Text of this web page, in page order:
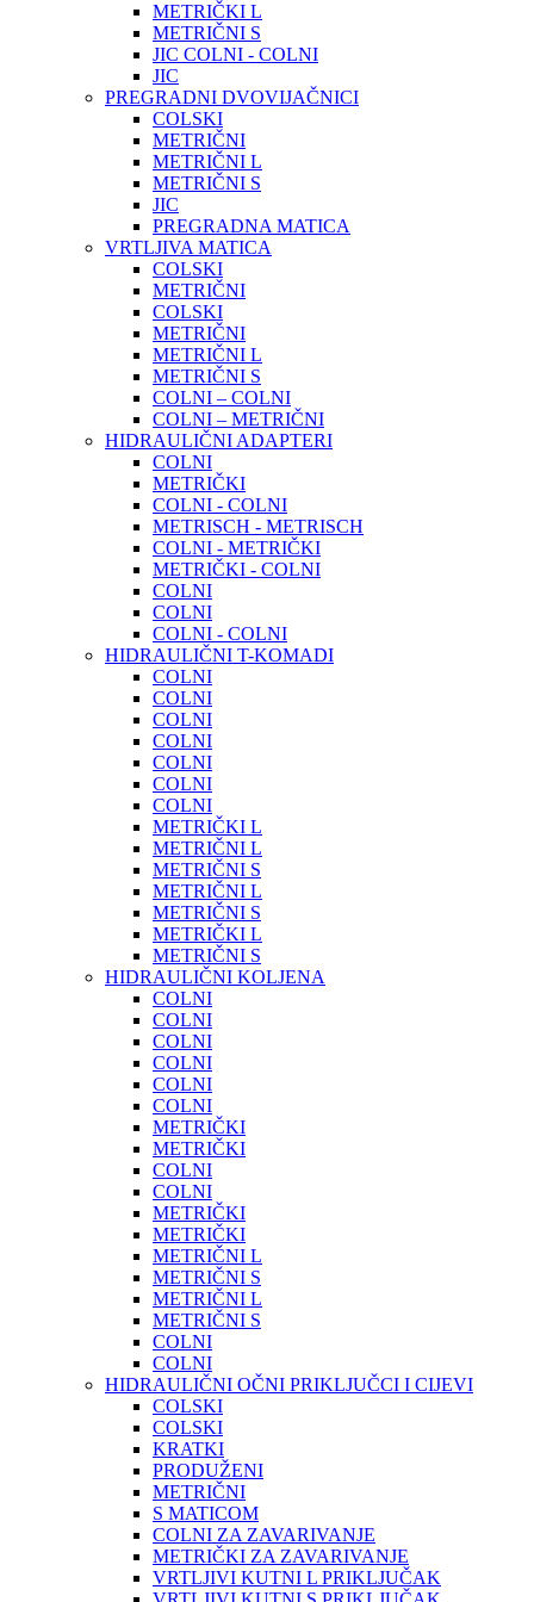
METRIČKI L
METRIČNI S
JIC COLNI - COLNI
JIC
PREGRADNI DVOVIJAČNICI
COLSKI
METRIČNI
METRIČNI L
METRIČNI S
JIC
PREGRADNA MATICA
VRTLJIVA MATICA
COLSKI
METRIČNI
COLSKI
METRIČNI
METRIČNI L
METRIČNI S
COLNI – COLNI
COLNI – METRIČNI
HIDRAULIČNI ADAPTERI
COLNI
METRIČKI
COLNI - COLNI
METRISCH - METRISCH
COLNI - METRIČKI
METRIČKI - COLNI
COLNI
COLNI
COLNI - COLNI
HIDRAULIČNI T-KOMADI
COLNI
COLNI
COLNI
COLNI
COLNI
COLNI
COLNI
METRIČKI L
METRIČNI L
METRIČNI S
METRIČNI L
METRIČNI S
METRIČKI L
METRIČNI S
HIDRAULIČNI KOLJENA
COLNI
COLNI
COLNI
COLNI
COLNI
COLNI
METRIČKI
METRIČKI
COLNI
COLNI
METRIČKI
METRIČKI
METRIČNI L
METRIČNI S
METRIČNI L
METRIČNI S
COLNI
COLNI
HIDRAULIČNI OČNI PRIKLJUČCI I CIJEVI
COLSKI
COLSKI
KRATKI
PRODUŽENI
METRIČNI
S MATICOM
COLNI ZA ZAVARIVANJE
METRIČKI ZA ZAVARIVANJE
VRTLJIVI KUTNI L PRIKLJUČAK